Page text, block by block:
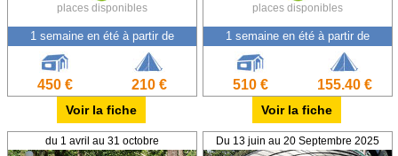
places disponibles
1 semaine en été à partir de
450 € 210 €
Voir la fiche
places disponibles
1 semaine en été à partir de
510 € 155.40 €
Voir la fiche
du 1 avril au 31 octobre Du 13 juin au 20 Septembre 2025